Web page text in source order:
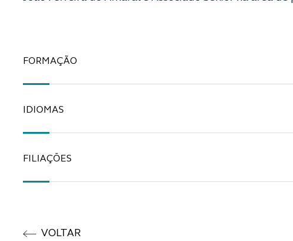
FORMAÇÃO
IDIOMAS
FILIAÇÕES
VOLTAR